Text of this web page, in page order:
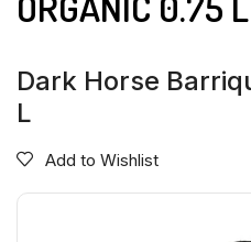
Dark Horse
L
Add to Wishlist